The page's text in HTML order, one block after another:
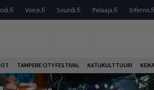
Voice.fi Soundi.fi Pelaaja.fi Inferno.fi
TAMPERE CITY FESTIVAL KATUKULTTUURI